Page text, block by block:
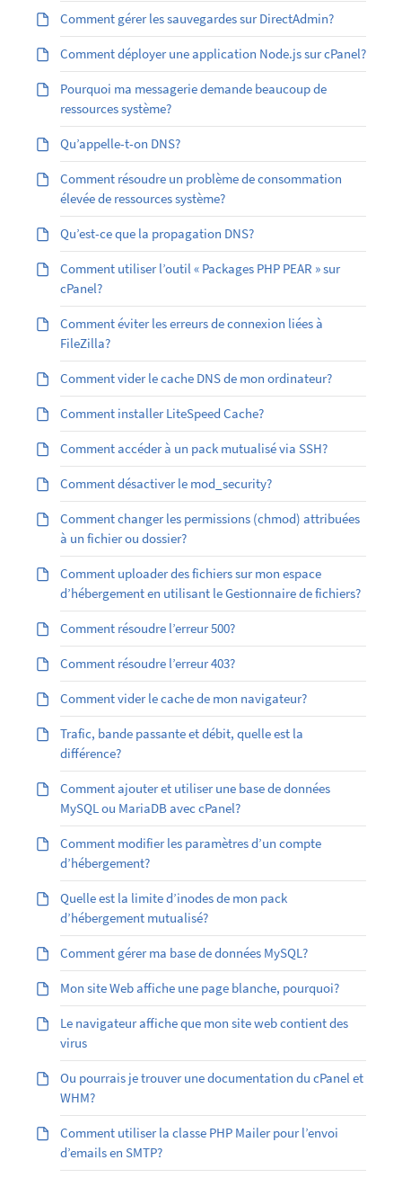
Comment gérer les sauvegardes sur DirectAdmin?
Comment déployer une application Node.js sur cPanel?
Pourquoi ma messagerie demande beaucoup de
ressources système?
Qu’appelle-t-on DNS?
Comment résoudre un problème de consommation
élevée de ressources système?
Qu’est-ce que la propagation DNS?
Comment utiliser l’outil « Packages PHP PEAR » sur
cPanel?
Comment éviter les erreurs de connexion liées à
FileZilla?
Comment vider le cache DNS de mon ordinateur?
Comment installer LiteSpeed Cache?
Comment accéder à un pack mutualisé via SSH?
Comment désactiver le mod_security?
Comment changer les permissions (chmod) attribuées
à un fichier ou dossier?
Comment uploader des fichiers sur mon espace
d’hébergement en utilisant le Gestionnaire de fichiers?
Comment résoudre l’erreur 500?
Comment résoudre l’erreur 403?
Comment vider le cache de mon navigateur?
Trafic, bande passante et débit, quelle est la
différence?
Comment ajouter et utiliser une base de données
MySQL ou MariaDB avec cPanel?
Comment modifier les paramètres d’un compte
d’hébergement?
Quelle est la limite d’inodes de mon pack
d’hébergement mutualisé?
Comment gérer ma base de données MySQL?
Mon site Web affiche une page blanche, pourquoi?
Le navigateur affiche que mon site web contient des
virus
Ou pourrais je trouver une documentation du cPanel et
WHM?
Comment utiliser la classe PHP Mailer pour l’envoi
d’emails en SMTP?